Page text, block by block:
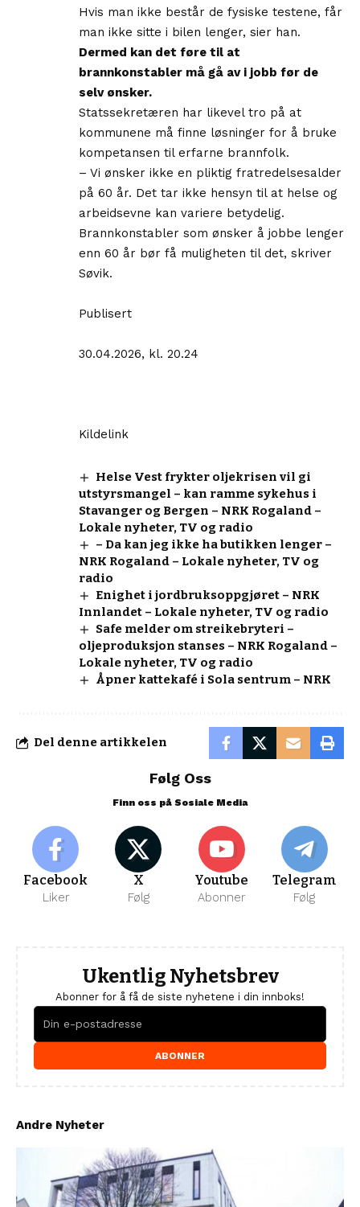
Hvis man ikke består de fysiske testene, får
man ikke sitte i bilen lenger, sier han.
Dermed kan det føre til at
brannkonstabler må gå av i jobb før de
selv ønsker.
Statssekretæren har likevel tro på at
kommunene må finne løsninger for å bruke
kompetansen til erfarne brannfolk.
– Vi ønsker ikke en pliktig fratredelsesalder
på 60 år. Det tar ikke hensyn til at helse og
arbeidsevne kan variere betydelig.
Brannkonstabler som ønsker å jobbe lenger
enn 60 år bør få muligheten til det, skriver
Søvik.
Publisert
30.04.2026, kl. 20.24
Kildelink
Helse Vest frykter oljekrisen vil gi
utstyrsmangel – kan ramme sykehus i
Stavanger og Bergen – NRK Rogaland –
Lokale nyheter, TV og radio
– Da kan jeg ikke ha butikken lenger –
NRK Rogaland – Lokale nyheter, TV og
radio
Enighet i jordbruksoppgjøret – NRK
Innlandet – Lokale nyheter, TV og radio
Safe melder om streikebryteri –
oljeproduksjon stanses – NRK Rogaland –
Lokale nyheter, TV og radio
Åpner kattekafé i Sola sentrum – NRK
Del denne artikkelen
Følg Oss
Finn oss på Sosiale Media
Facebook
Liker
X
Følg
Youtube
Abonner
Telegram
Følg
Ukentlig Nyhetsbrev
Abonner for å få de siste nyhetene i din innboks!
ABONNER
Andre Nyheter